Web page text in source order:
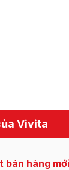
Vivita
bán hàng mới